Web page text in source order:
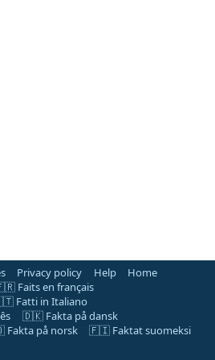
Privacy policy Help
Home
Faits en français
Fatti in Italiano
🇩🇰 Fakta på dansk
på norsk
🇫🇮 Faktat suomeksi